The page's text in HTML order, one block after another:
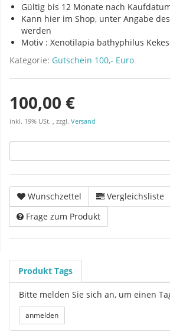
Gültig bis 12 Monate nach
Kann hier im Shop, unter Angabe
werden
Motiv : Xenotilapia bathyphilus
Kategorie: Gutschein 100,- Euro
100,00 €
inkl. 19% USt. , zzgl. Versand
Wunschzettel
Vergleichsliste
Frage zum Produkt
Produkt Tags
Bitte melden Sie sich an, um einen